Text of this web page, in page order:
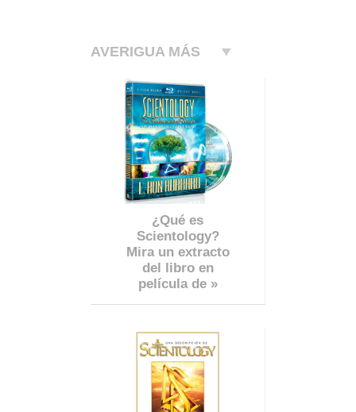
AVERIGUA MÁS
¿Qué es
Scientology?
Mira un extracto
del libro en
película de »